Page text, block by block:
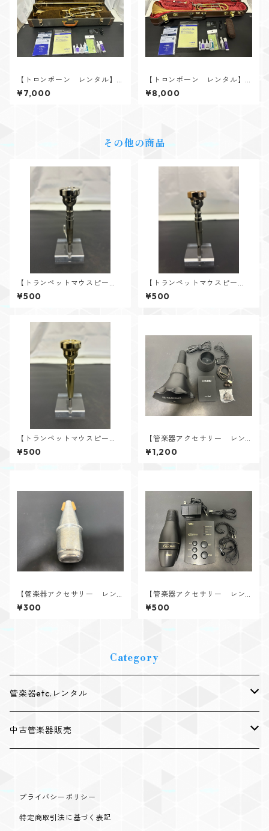
【トロンボーン レンタル】V.
Bach（バック） Model 42B
O GL
¥7,000
【トロンボーン レンタル】Y
AMAHA（ヤマハ） YSL-882
UG Xeno
¥8,000
その他の商品
【トランペットマウスピー
ス レンタル】V.Bach（バッ
ク） 1-1/2C 旧刻印(ディープ
¥500
【トランペットマウスピー
ス レンタル】V.Bach（バッ
ク） 1-1/2C PGP ノーコーポ
¥500
【トランペットマウスピー
ス レンタル】V.Bach（バッ
ク） 7C GP ラージレター
¥500
【管楽器アクセサリー レン
タル】YAMAHA（ヤマハ）
トロンボーン用サイレントブ
ラス SB5X
¥1,200
【管楽器アクセサリー レン
タル】Chukan（チューカン）
トランペット・コルネット
¥300
【管楽器アクセサリー レン
タル】YAMAHA（ヤマハ）
トランペット・コルネット用
¥500
Category
管楽器etc.レンタル
レンタルトランペット
レンタルユーフォニアム
中古管楽器販売
中古トロンボーン販売
プライバシーポリシー
特定商取引法に基づく表記